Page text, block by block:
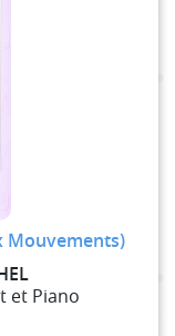
Mouvements)
et Piano